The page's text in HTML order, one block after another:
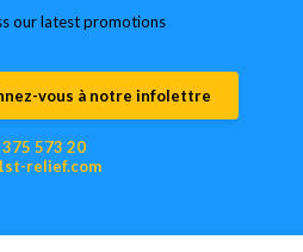
our latest promotions
vous à notre infolettre
573 20
relief.com